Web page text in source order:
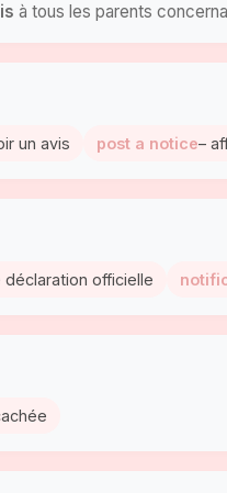
à tous les parents
un avis post a notice–
déclaration officielle